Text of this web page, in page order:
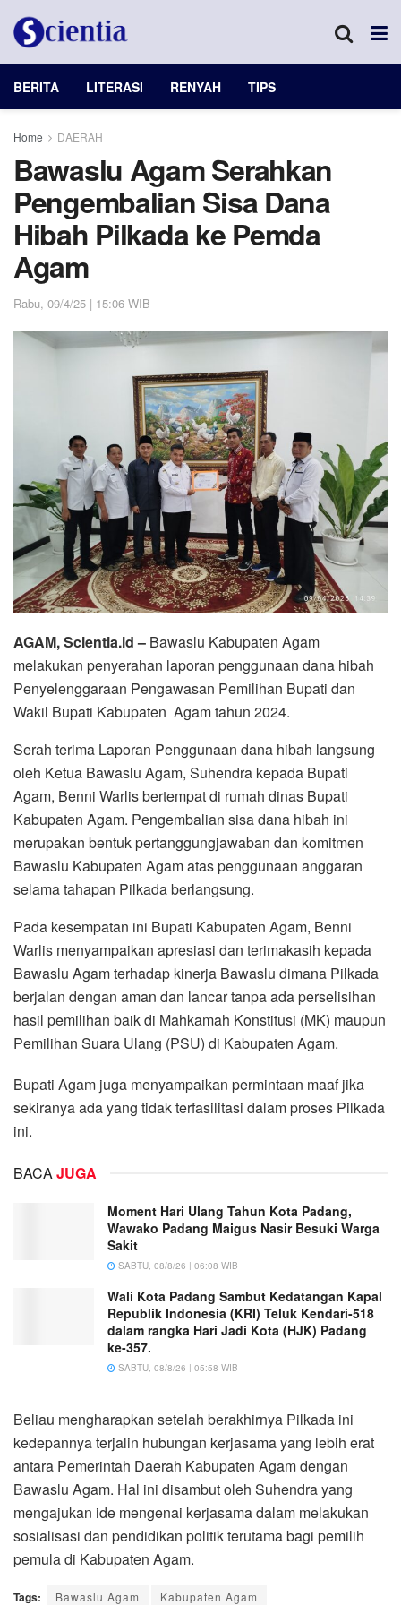
BERITA LITERASI RENYAH TIPS
Home DAERAH
Bawaslu Agam Serahkan
Pengembalian Sisa Dana
Hibah Pilkada ke Pemda
Agam
Rabu, 09/4/25 | 15:06 WIB
AGAM, Scientia.id – Bawaslu Kabupaten Agam
melakukan penyerahan laporan penggunaan dana hibah
Penyelenggaraan Pengawasan Pemilihan Bupati dan
Wakil Bupati Kabupaten Agam tahun 2024.
Serah terima Laporan Penggunaan dana hibah langsung
oleh Ketua Bawaslu Agam, Suhendra kepada Bupati
Agam, Benni Warlis bertempat di rumah dinas Bupati
Kabupaten Agam. Pengembalian sisa dana hibah ini
merupakan bentuk pertanggungjawaban dan komitmen
Bawaslu Kabupaten Agam atas penggunaan anggaran
selama tahapan Pilkada berlangsung.
Pada kesempatan ini Bupati Kabupaten Agam, Benni
Warlis menyampaikan apresiasi dan terimakasih kepada
Bawaslu Agam terhadap kinerja Bawaslu dimana Pilkada
berjalan dengan aman dan lancar tanpa ada perselisihan
hasil pemilihan baik di Mahkamah Konstitusi (MK) maupun
Pemilihan Suara Ulang (PSU) di Kabupaten Agam.
Bupati Agam juga menyampaikan permintaan maaf jika
sekiranya ada yang tidak terfasilitasi dalam proses Pilkada
ini.
BACA JUGA
Moment Hari Ulang Tahun Kota Padang,
Wawako Padang Maigus Nasir Besuki Warga
Sakit
SABTU, 08/8/26 | 06:08 WIB
Wali Kota Padang Sambut Kedatangan Kapal
Republik Indonesia (KRI) Teluk Kendari-518
dalam rangka Hari Jadi Kota (HJK) Padang
ke-357.
SABTU, 08/8/26 | 05:58 WIB
Beliau mengharapkan setelah berakhirnya Pilkada ini
kedepannya terjalin hubungan kerjasama yang lebih erat
antara Pemerintah Daerah Kabupaten Agam dengan
Bawaslu Agam. Hal ini disambut oleh Suhendra yang
mengajukan ide mengenai kerjasama dalam melakukan
sosialisasi dan pendidikan politik terutama bagi pemilih
pemula di Kabupaten Agam.
Tags: Bawaslu Agam Kabupaten Agam